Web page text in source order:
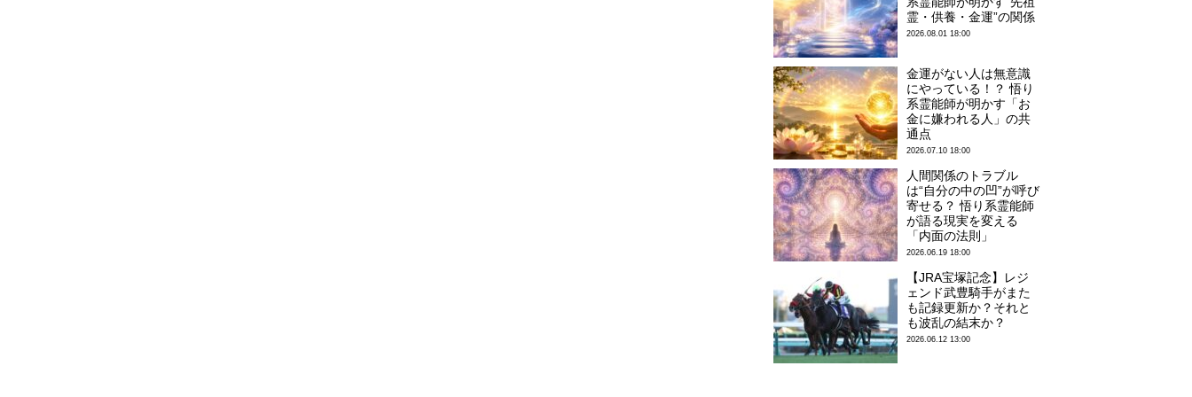
霊・供養・金運”の関係
2026.08.01 18:00
金運がない人は無意識
にやっている！？ 悟り
系霊能師が明かす「お
金に嫌われる人」の共
通点
2026.07.10 18:00
人間関係のトラブル
は“自分の中の凹”が呼び
寄せる？ 悟り系霊能師
が語る現実を変える
「内面の法則」
2026.06.19 18:00
【JRA宝塚記念】レジ
ェンド武豊騎手がまた
も記録更新か？それと
も波乱の結末か？
2026.06.12 13:00